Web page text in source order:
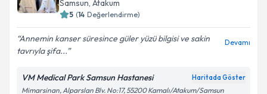
Samsun, Atakum
5 (14 Değerlendirme)
Annemin kanser süresince güler yüzü bilgisi ve sakin
tavrıyla şifa...
Devamı
VM Medical Park Samsun Hastanesi Haritada Göster
Mimarsinan, Alparslan Blv. No:17, 55200 Kamalı/Atakum/Samsun